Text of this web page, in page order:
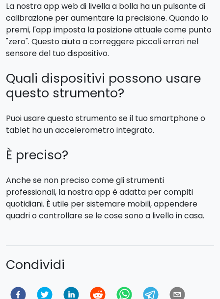
La nostra app web di livella a bolla ha un pulsante di
calibrazione per aumentare la precisione. Quando lo
premi, l'app imposta la posizione attuale come punto
"zero". Questo aiuta a correggere piccoli errori nel
sensore del tuo dispositivo.
Quali dispositivi possono usare
questo strumento?
Puoi usare questo strumento se il tuo smartphone o
tablet ha un accelerometro integrato.
È preciso?
Anche se non preciso come gli strumenti
professionali, la nostra app è adatta per compiti
quotidiani. È utile per sistemare mobili, appendere
quadri o controllare se le cose sono a livello in casa.
Condividi